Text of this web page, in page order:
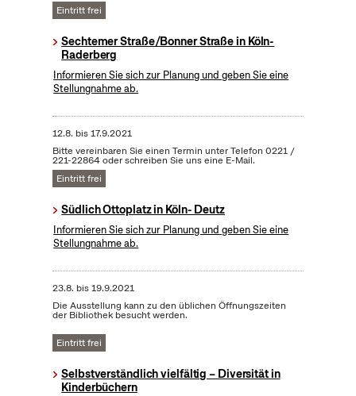
Eintritt frei
Sechtemer Straße/Bonner Straße in Köln-
Raderberg
Informieren Sie sich zur Planung und geben Sie eine
Stellungnahme ab.
12.8. bis17.9.2021
Bitte vereinbaren Sie einen Termin unter Telefon 0221 /
221-22864 oder schreiben Sie uns eine E-Mail.
Eintritt frei
Südlich Ottoplatz in Köln- Deutz
Informieren Sie sich zur Planung und geben Sie eine
Stellungnahme ab.
23.8. bis19.9.2021
Die Ausstellung kann zu den üblichen Öffnungszeiten
der Bibliothek besucht werden.
Eintritt frei
Selbstverständlich vielfältig – Diversität in
Kinderbüchern